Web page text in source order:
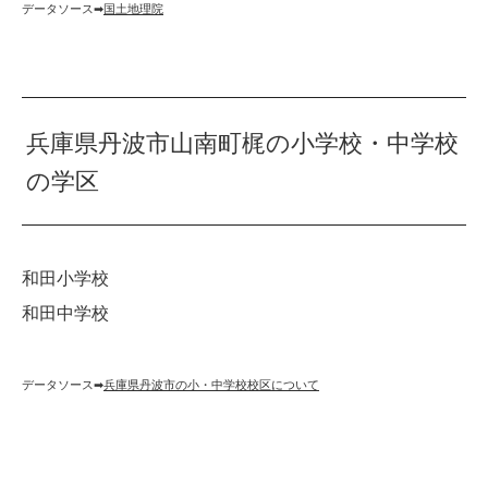
データソース➡︎国土地理院
兵庫県丹波市山南町梶の小学校・中学校
の学区
和田小学校
和田中学校
データソース➡︎兵庫県丹波市の小・中学校校区について